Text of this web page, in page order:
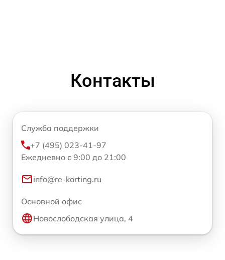
Контакты
Служба поддержки
+7 (495) 023-41-97
Ежедневно с 9:00 до 21:00
info@re-korting.ru
Основной офис
Новослободская улица, 4